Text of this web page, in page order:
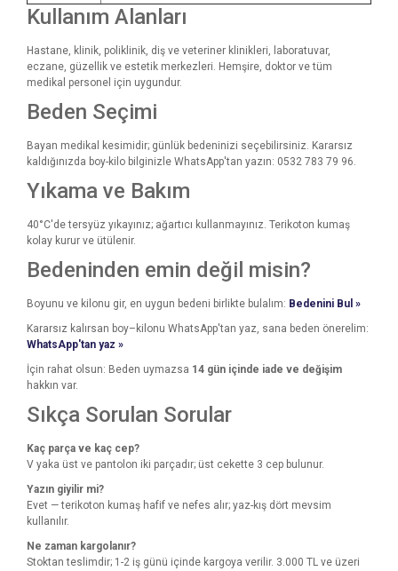
Kullanım Alanları
Hastane, klinik, poliklinik, diş ve veteriner klinikleri, laboratuvar,
eczane, güzellik ve estetik merkezleri. Hemşire, doktor ve tüm
medikal personel için uygundur.
Beden Seçimi
Bayan medikal kesimidir; günlük bedeninizi seçebilirsiniz. Kararsız
kaldığınızda boy-kilo bilginizle WhatsApp'tan yazın: 0532 783 79 96.
Yıkama ve Bakım
40°C'de tersyüz yıkayınız; ağartıcı kullanmayınız. Terikoton kumaş
kolay kurur ve ütülenir.
Bedeninden emin değil misin?
Boyunu ve kilonu gir, en uygun bedeni birlikte bulalım: Bedenini Bul »
Kararsız kalırsan boy–kilonu WhatsApp'tan yaz, sana beden önerelim:
WhatsApp'tan yaz »
İçin rahat olsun: Beden uymazsa 14 gün içinde iade ve değişim
hakkın var.
Sıkça Sorulan Sorular
Kaç parça ve kaç cep?
V yaka üst ve pantolon iki parçadır; üst cekette 3 cep bulunur.
Yazın giyilir mi?
Evet — terikoton kumaş hafif ve nefes alır; yaz-kış dört mevsim
kullanılır.
Ne zaman kargolanır?
Stoktan teslimdir; 1-2 iş günü içinde kargoya verilir. 3.000 TL ve üzeri